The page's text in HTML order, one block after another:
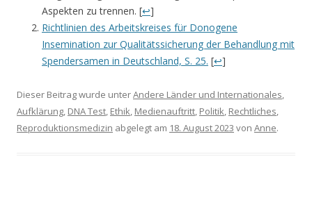
Aspekten zu trennen. [↩]
Richtlinien des Arbeitskreises für Donogene
Insemination zur Qualitätssicherung der Behandlung mit
Spendersamen in Deutschland, S. 25. [↩]
Dieser Beitrag wurde unterAndere Länder und Internationales,
Aufklärung, DNA Test, Ethik, Medienauftritt, Politik, Rechtliches,
Reproduktionsmedizin abgelegt am 18. August 2023 von Anne.